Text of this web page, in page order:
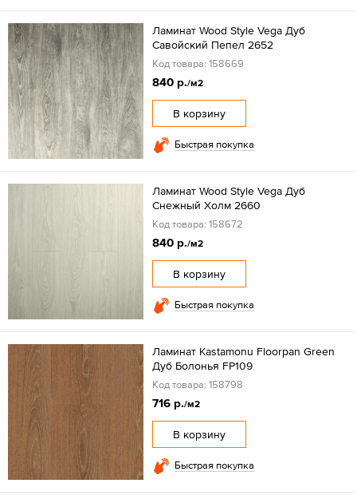
Ламинат Wood Style Vega Дуб
Савойский Пепел 2652
Код товара: 158669
840 р./м2
В корзину
Быстрая покупка
Ламинат Wood Style Vega Дуб
Снежный Холм 2660
Код товара: 158672
840 р./м2
В корзину
Быстрая покупка
Ламинат Kastamonu Floorpan Green
Дуб Болонья FP109
Код товара: 158798
716 р./м2
В корзину
Быстрая покупка